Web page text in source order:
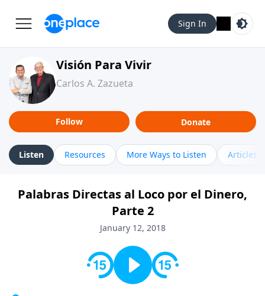
Sign In
Visión Para Vivir
Carlos A. Zazueta
Follow Donate
Listen Resources More Ways to Listen Articles
Palabras Directas al Loco por el Dinero,
Parte 2
January 12, 2018